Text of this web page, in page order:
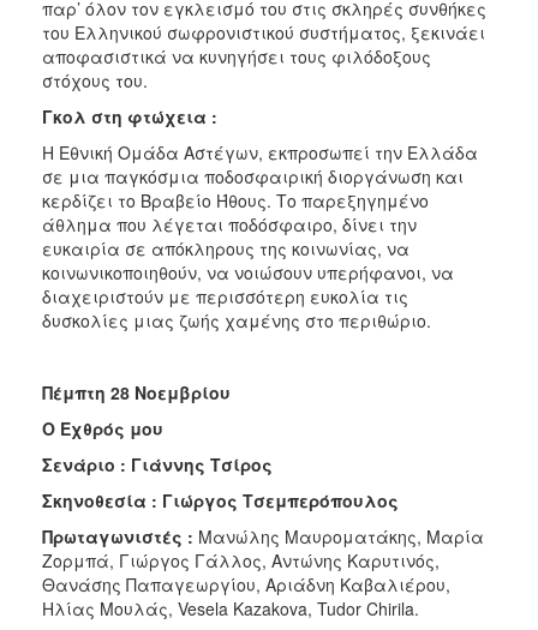
παρ’ όλον τον εγκλεισμό του στις σκληρές συνθήκες
του Ελληνικού σωφρονιστικού συστήματος, ξεκινάει
αποφασιστικά να κυνηγήσει τους φιλόδοξους
στόχους του.
Γκολ στη φτώχεια :
Η Εθνική Ομάδα Αστέγων, εκπροσωπεί την Ελλάδα
σε μια παγκόσμια ποδοσφαιρική διοργάνωση και
κερδίζει το Βραβείο Ήθους. Το παρεξηγημένο
άθλημα που λέγεται ποδόσφαιρο, δίνει την
ευκαιρία σε απόκληρους της κοινωνίας, να
κοινωνικοποιηθούν, να νοιώσουν υπερήφανοι, να
διαχειριστούν με περισσότερη ευκολία τις
δυσκολίες μιας ζωής χαμένης στο περιθώριο.
Πέμπτη 28 Νοεμβρίου
Ο Εχθρός μου
Σενάριο : Γιάννης Τσίρος
Σκηνοθεσία : Γιώργος Τσεμπερόπουλος
Πρωταγωνιστές : Μανώλης Μαυροματάκης, Μαρία
Ζορμπά, Γιώργος Γάλλος, Αντώνης Καρυτινός,
Θανάσης Παπαγεωργίου, Αριάδνη Καβαλιέρου,
Ηλίας Μουλάς, Vesela Kazakova, Tudor Chirila.